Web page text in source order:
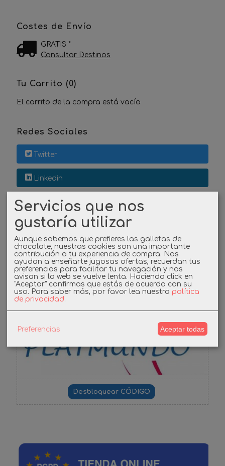
Costes de Envío
GRATIS *
Consultar Destinos
Tu Carrito (0)
El carrito de la compra está vacío
Redes Sociales
Twitter
Linkedin
Instagram
Facebook
Cupones
DESCUENTO BIENVENIDA
Servicios que nos
gustaría utilizar
Aunque sabemos que prefieres las galletas de
chocolate, nuestras cookies son una importante
contribución a tu experiencia de compra. Nos
ayudan a enseñarte jugosas ofertas, recuerdan tus
preferencias para facilitar tu navegación y nos
avisan si la web se vuelve lenta. Haciendo click en
"Aceptar" confirmas que estás de acuerdo con su
uso. Para saber más, por favor lea nuestra política
de privacidad.
Preferencias Aceptar todas